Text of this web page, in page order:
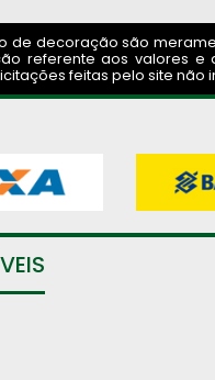
de decoração são
referente aos valores
feitas pelo site